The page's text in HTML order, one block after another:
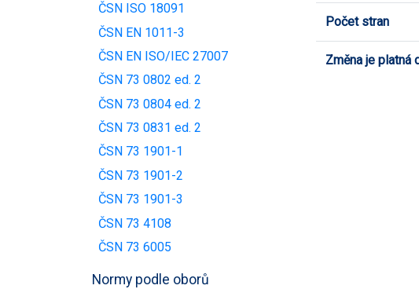
ČSN ISO 18091
ČSN EN 1011-3
ČSN EN ISO/IEC 27007
ČSN 73 0802 ed. 2
ČSN 73 0804 ed. 2
ČSN 73 0831 ed. 2
ČSN 73 1901-1
ČSN 73 1901-2
ČSN 73 1901-3
ČSN 73 4108
ČSN 73 6005
Normy podle oborů
Počet stran
Změna je platná